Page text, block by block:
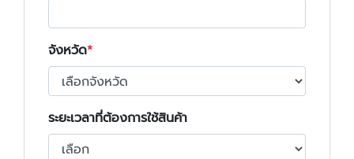
จังหวัด
ระยะเวลาที่ต้องการใช้สินค้า